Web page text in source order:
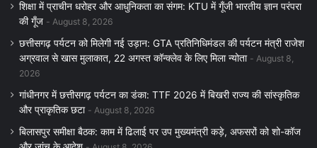
शिक्षा में प्राचीन धरोहर और आधुनिकता का संगम: KTU में गूँजी भारतीय ज्ञान परंपरा
की गूँज
August 8, 2026
छत्तीसगढ़ पर्यटन को मिलेगी नई उड़ान: GTA प्रतिनिधिमंडल की पर्यटन मंत्री राजेश
अग्रवाल से खास मुलाकात, 22 अगस्त कॉन्क्लेव के लिए मिला न्योता
August 8,
2026
गांधीनगर में छत्तीसगढ़ पर्यटन का डंका: TTF 2026 में बिखरी राज्य की सांस्कृतिक
और प्राकृतिक छटा
August 8, 2026
बिलासपुर समीक्षा बैठक: काम में ढिलाई पर उप मुख्यमंत्री कड़े, अफसरों को शो-कॉज